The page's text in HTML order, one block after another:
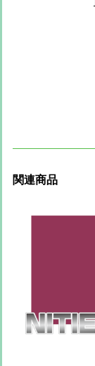
関連商品